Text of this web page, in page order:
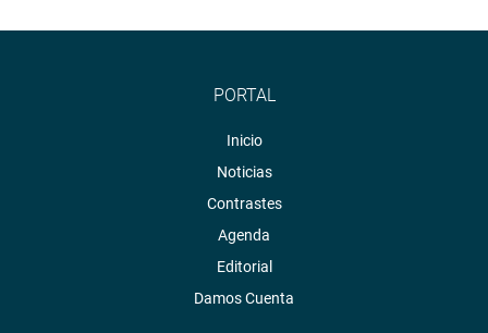
PORTAL
Inicio
Noticias
Contrastes
Agenda
Editorial
Damos Cuenta